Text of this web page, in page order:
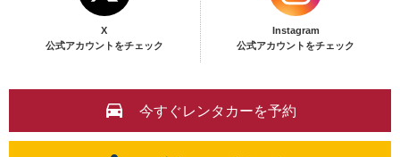
X
公式アカウントをチェック
Instagram
公式アカウントをチェック
今すぐレンタカーを予約